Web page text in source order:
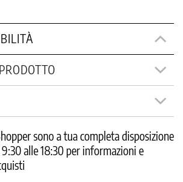
sono a tua completa disposizione
alle 18:30 per informazioni e